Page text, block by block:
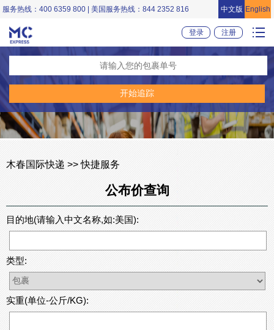
服务热线：400 6359 800 | 美国服务热线：844 2352 816 中文版 English
登录 注册
木春国际快递 >> 快捷服务
公布价查询
目的地(请输入中文名称,如:美国):
类型:
实重(单位-公斤/KG):